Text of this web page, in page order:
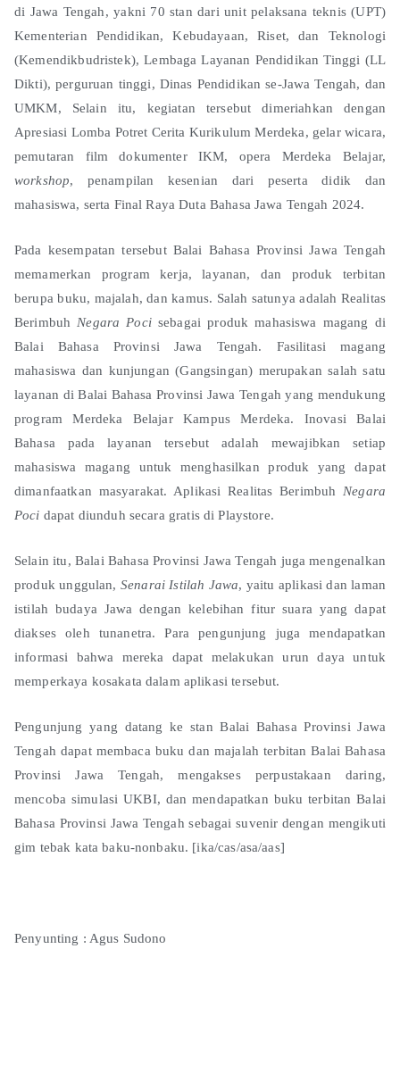
di Jawa Tengah, yakni 70 stan dari unit pelaksana teknis (UPT)
Kementerian Pendidikan, Kebudayaan, Riset, dan Teknologi
(Kemendikbudristek), Lembaga Layanan Pendidikan Tinggi (LL
Dikti), perguruan tinggi, Dinas Pendidikan se-Jawa Tengah, dan
UMKM, Selain itu, kegiatan tersebut dimeriahkan dengan
Apresiasi Lomba Potret Cerita Kurikulum Merdeka, gelar wicara,
pemutaran film dokumenter IKM, opera Merdeka Belajar,
workshop, penampilan kesenian dari peserta didik dan
mahasiswa, serta Final Raya Duta Bahasa Jawa Tengah 2024.
Pada kesempatan tersebut Balai Bahasa Provinsi Jawa Tengah
memamerkan program kerja, layanan, dan produk terbitan
berupa buku, majalah, dan kamus. Salah satunya adalah Realitas
Berimbuh Negara Pocisebagai produk mahasiswa magang di
Balai Bahasa Provinsi Jawa Tengah. Fasilitasi magang
mahasiswa dan kunjungan (Gangsingan) merupakan salah satu
layanan di Balai Bahasa Provinsi Jawa Tengah yang mendukung
program Merdeka Belajar Kampus Merdeka. Inovasi Balai
Bahasa pada layanan tersebut adalah mewajibkan setiap
mahasiswa magang untuk menghasilkan produk yang dapat
dimanfaatkan masyarakat. Aplikasi Realitas Berimbuh Negara
Poci dapat diunduh secara gratis di Playstore.
Selain itu, Balai Bahasa Provinsi Jawa Tengah juga mengenalkan
produk unggulan, Senarai Istilah Jawa, yaitu aplikasi dan laman
istilah budaya Jawa dengan kelebihan fitur suara yang dapat
diakses oleh tunanetra. Para pengunjung juga mendapatkan
informasi bahwa mereka dapat melakukan urun daya untuk
memperkaya kosakata dalam aplikasi tersebut.
Pengunjung yang datang ke stan Balai Bahasa Provinsi Jawa
Tengah dapat membaca buku dan majalah terbitan Balai Bahasa
Provinsi Jawa Tengah, mengakses perpustakaan daring,
mencoba simulasi UKBI, dan mendapatkan buku terbitan Balai
Bahasa Provinsi Jawa Tengah sebagai suvenir dengan mengikuti
gim tebak kata baku-nonbaku. [ika/cas/asa/aas]
Penyunting : Agus Sudono